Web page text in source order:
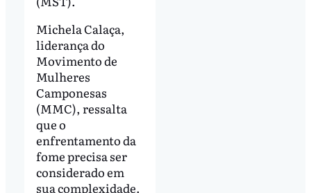
Michela Calaça,
liderança do
Movimento de
Mulheres
Camponesas
(MMC), ressalta
que o
enfrentamento da
fome precisa ser
considerado em
sua complexidade.